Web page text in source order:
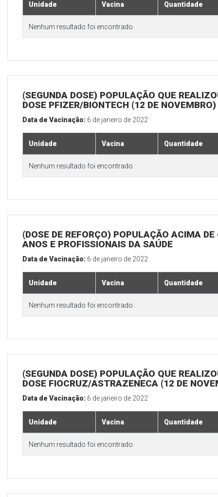
Unidade Vacina Quantidade
Nenhum resultado foi encontrado.
(SEGUNDA DOSE) POPULAÇÃO QUE
DOSE PFIZER/BIONTECH (12 DE NOVEMBRO)
Data de Vacinação: 6 de janeiro de 2022
Unidade Vacina Quantidade
Nenhum resultado foi encontrado.
(DOSE DE REFORÇO) POPULAÇÃO ACIMA DE
ANOS E PROFISSIONAIS DA SAÚDE
Data de Vacinação: 6 de janeiro de 2022
Unidade Vacina Quantidade
Nenhum resultado foi encontrado.
(SEGUNDA DOSE) POPULAÇÃO QUE
DOSE FIOCRUZ/ASTRAZENECA (12 DE
Data de Vacinação: 6 de janeiro de 2022
Unidade Vacina Quantidade
Nenhum resultado foi encontrado.